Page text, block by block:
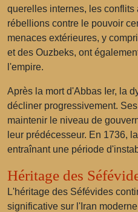
querelles internes, les
rébellions contre le pouvoir
menaces extérieures, y
et des Ouzbeks, ont
l'empire.
Après la mort d'Abbas Ier, la
décliner progressivement.
maintenir le niveau de
leur prédécesseur. En 1736,
entraînant une période
Héritage des
L'héritage des Séfévides
significative sur l'Iran